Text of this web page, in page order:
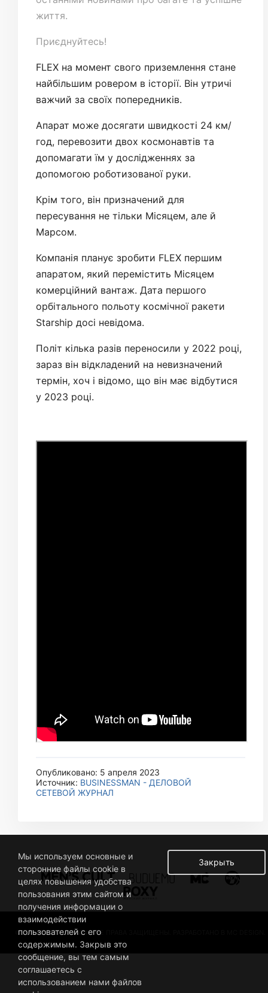
життя.
Приєднуйтесь!
FLEX на момент свого приземлення стане
найбільшим ровером в історії. Він утричі
важчий за своїх попередників.
Апарат може досягати швидкості 24 км/
год, перевозити двох космонавтів та
допомагати їм у дослідженнях за
допомогою роботизованої руки.
Крім того, він призначений для
пересування не тільки Місяцем, але й
Марсом.
Компанія планує зробити FLEX першим
апаратом, який перемістить Місяцем
комерційний вантаж. Дата першого
орбітального польоту космічної ракети
Starship досі невідома.
Політ кілька разів переносили у 2022 році,
зараз він відкладений на невизначений
термін, хоч і відомо, що він має відбутися
у 2023 році.
Опубликовано: 5 апреля 2023
Источник: BUSINESSMAN - ДЕЛОВОЙ
СЕТЕВОЙ ЖУРНАЛ
© 2019 BUSINESSMAN. ВСЕ ПРАВА ЗАЩИЩЕНЫ. РАЗРАБОТАНО В MC DESIGN.
Закрыть
Мы используем основные и
сторонние файлы cookie в
целях повышения удобства
пользования этим сайтом и
получения информации о
взаимодействии
пользователей с его
содержимым. Закрыв это
сообщение, вы тем самым
соглашаетесь с
использованием нами файлов